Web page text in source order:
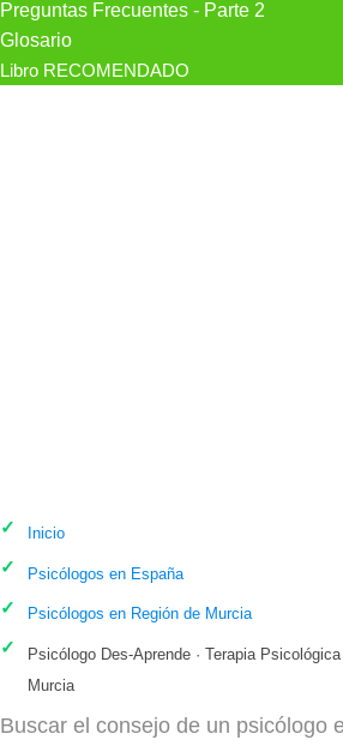
Preguntas Frecuentes - Parte 2
Glosario
Libro RECOMENDADO
Inicio
Psicólogos en España
Psicólogos en Región de Murcia
Psicólogo Des-Aprende · Terapia
Murcia
Buscar el consejo de un psicólogo